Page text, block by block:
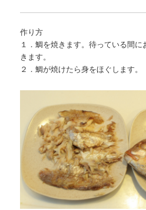
作り方
１．鯛を焼きます。待っている間
きます。
２．鯛が焼けたら身をほぐします。